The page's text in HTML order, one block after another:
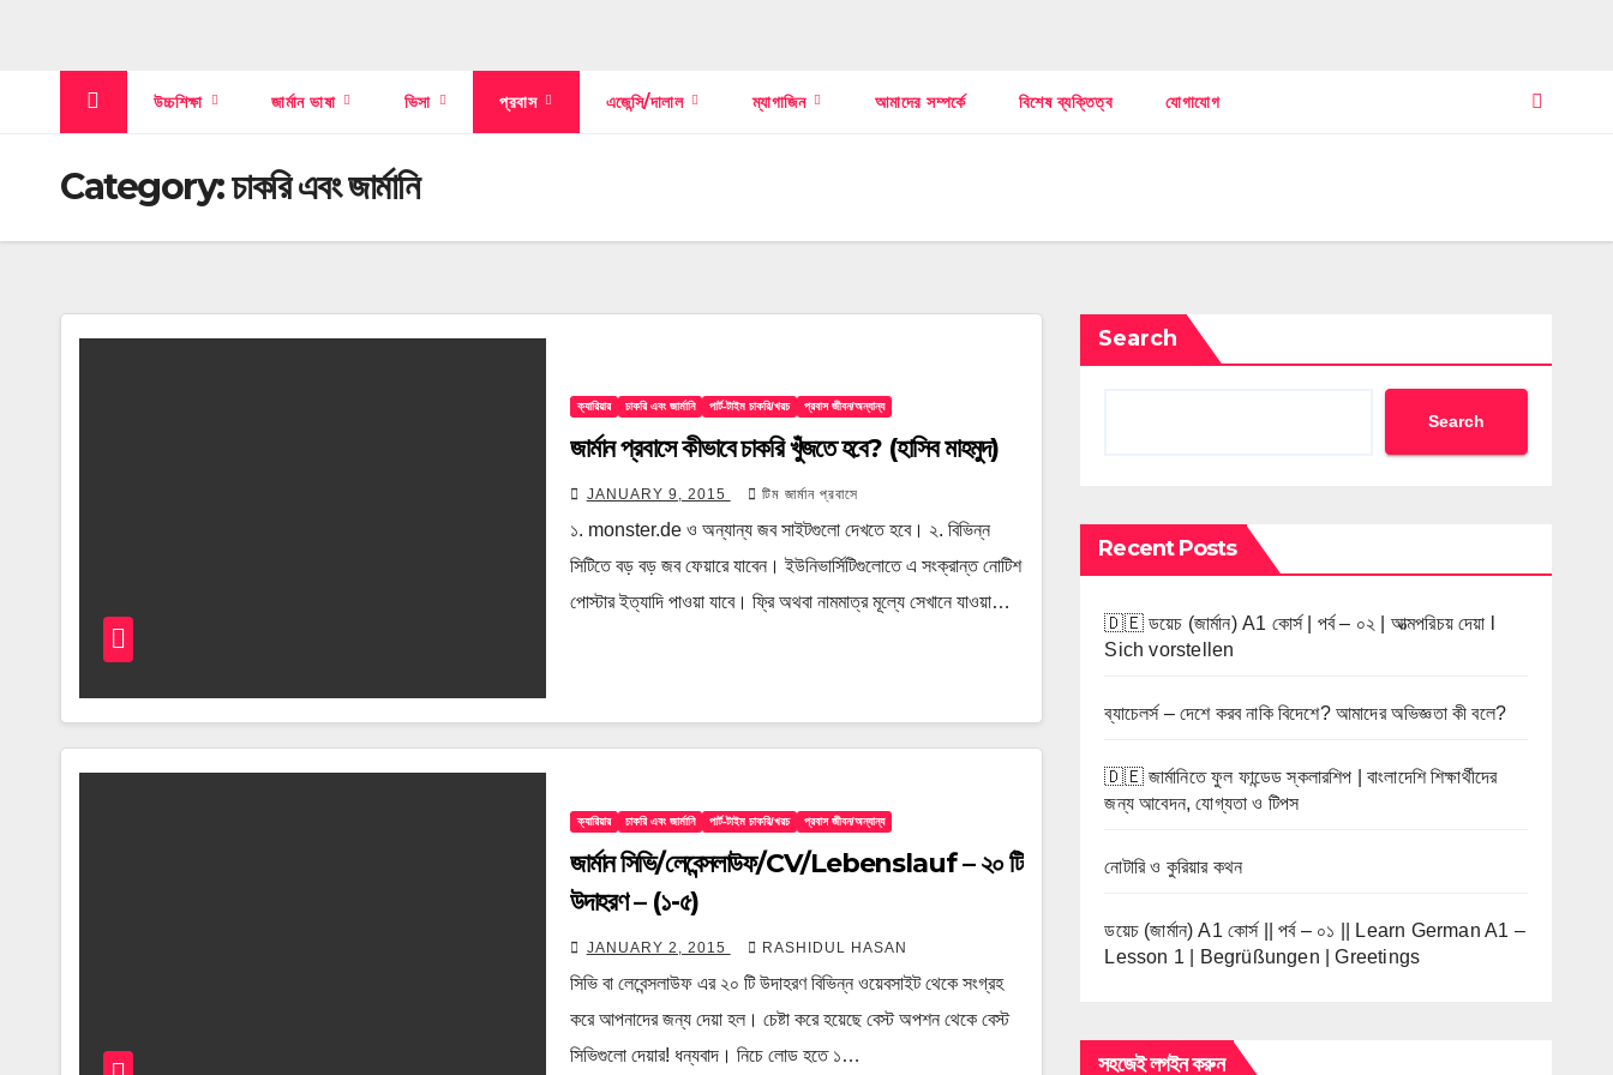
উচ্চশিক্ষা জার্মান ভাষা ভিসা প্রবাস এজেন্সি/দালাল ম্যাগাজিন আমাদের সম্পর্কে বিশেষ ব্যক্তিত্ব যোগাযোগ
Category:চাকরি এবং জার্মানি
ক্যারিয়ার চাকরি এবং জার্মানি পার্ট-টাইম চাকরি/খরচ প্রবাস জীবন/অন্যান্য
জার্মান প্রবাসে কীভাবে চাকরি খুঁজতে হবে? (হাসিব মাহমুদ)
JANUARY 9, 2015 টিম জার্মান প্রবাসে
১. monster.de ও অন্যান্য জব সাইটগুলো দেখতে হবে। ২. বিভিন্ন
সিটিতে বড় বড় জব ফেয়ারে যাবেন। ইউনিভার্সিটিগুলোতে এ সংক্রান্ত নোটিশ
পোস্টার ইত্যাদি পাওয়া যাবে। ফ্রি অথবা নামমাত্র মূল্যে সেখানে যাওয়া…
ক্যারিয়ার চাকরি এবং জার্মানি পার্ট-টাইম চাকরি/খরচ প্রবাস জীবন/অন্যান্য
জার্মান সিভি/লেবেন্সলাউফ/CV/Lebenslauf – ২০ টি
উদাহরণ – (১-৫)
JANUARY 2, 2015 RASHIDUL HASAN
সিভি বা লেবেন্সলাউফ এর ২০ টি উদাহরণ বিভিন্ন ওয়েবসাইট থেকে সংগ্রহ
করে আপনাদের জন্য দেয়া হল। চেষ্টা করে হয়েছে বেস্ট অপশন থেকে বেস্ট
সিভিগুলো দেয়ার! ধন্যবাদ। নিচে লোড হতে ১…
Search
Search
Recent Posts
🇩🇪 ডয়েচ (জার্মান) A1 কোর্স | পর্ব – ০২ | আত্মপরিচয় দেয়া l
Sich vorstellen
ব্যাচেলর্স – দেশে করব নাকি বিদেশে? আমাদের অভিজ্ঞতা কী বলে?
🇩🇪 জার্মানিতে ফুল ফান্ডেড স্কলারশিপ | বাংলাদেশি শিক্ষার্থীদের
জন্য আবেদন, যোগ্যতা ও টিপস
নোটারি ও কুরিয়ার কথন
ডয়েচ (জার্মান) A1 কোর্স || পর্ব – ০১ || Learn German A1 –
Lesson 1 | Begrüßungen | Greetings
সহজেই লগইন করুন